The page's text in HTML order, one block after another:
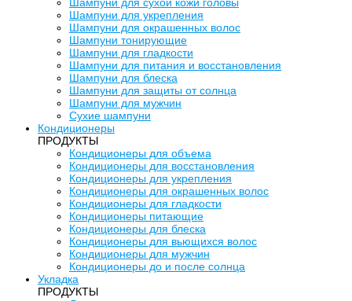
Шампуни для укрепления
Шампуни для окрашенных волос
Шампуни тонирующие
Шампуни для гладкости
Шампуни для питания и восстановления
Шампуни для блеска
Шампуни для защиты от солнца
Шампуни для мужчин
Сухие шампуни
Кондиционеры
ПРОДУКТЫ
Кондиционеры для объема
Кондиционеры для восстановления
Кондиционеры для укрепления
Кондиционеры для окрашенных волос
Кондиционеры для гладкости
Кондиционеры питающие
Кондиционеры для блеска
Кондиционеры для вьющихся волос
Кондиционеры для мужчин
Кондиционеры до и после солнца
Укладка
ПРОДУКТЫ